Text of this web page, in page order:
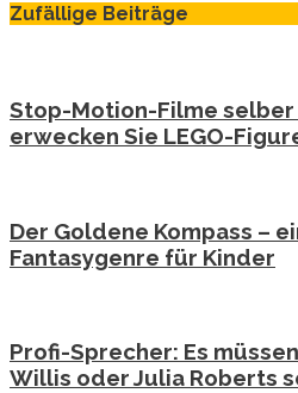
Zufällige Beiträge
Stop-Motion-Filme selber
erwecken Sie LEGO-
Der Goldene Kompass –
Fantasygenre für Kinder
Profi-Sprecher: Es
Willis oder Julia Roberts